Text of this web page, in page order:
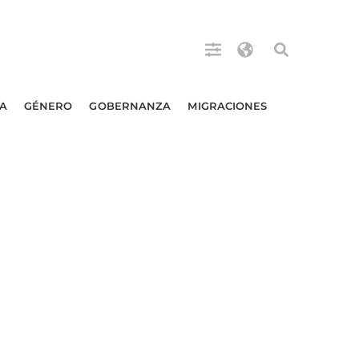
GÉNERO GOBERNANZA MIGRACIONES